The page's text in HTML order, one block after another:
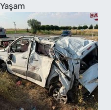
Yaşam